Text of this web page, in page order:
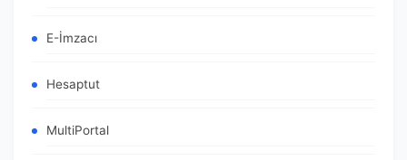
E-İmzacı
Hesaptut
MultiPortal